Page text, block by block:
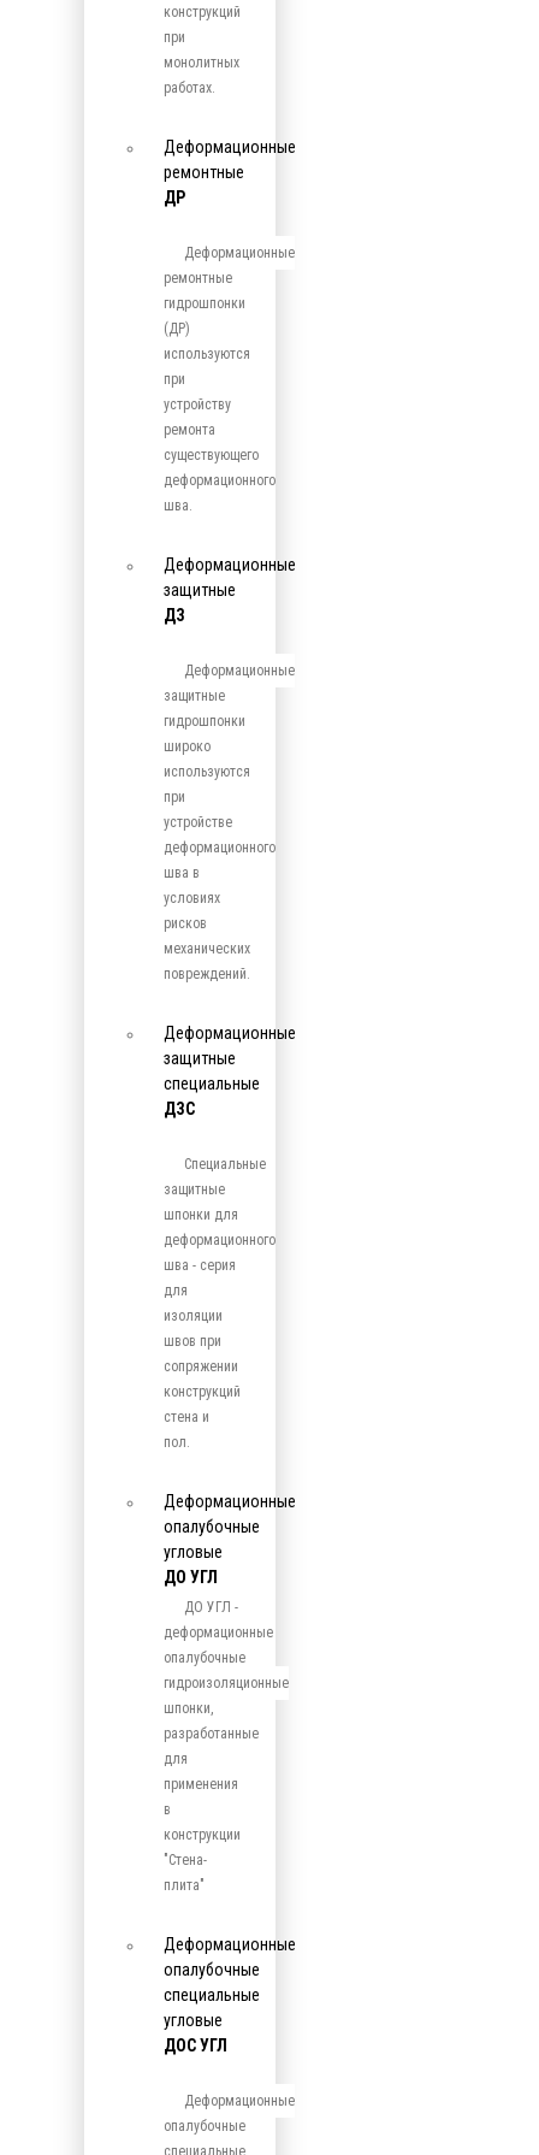
конструкций
при
монолитных
работах.
Деформационные
ремонтные
ДР
Деформационные
ремонтные
гидрошпонки
(ДР)
используются
при
устройству
ремонта
существующего
деформационного
шва.
Деформационные
защитные
ДЗ
Деформационные
защитные
гидрошпонки
широко
используются
при
устройстве
деформационного
шва в
условиях
рисков
механических
повреждений.
Деформационные
защитные
специальные
ДЗС
Специальные
защитные
шпонки для
деформационного
шва - серия
для
изоляции
швов при
сопряжении
конструкций
стена и
пол.
Деформационные
опалубочные
угловые
ДО УГЛ
ДО УГЛ -
деформационные
опалубочные
гидроизоляционные
шпонки,
разработанные
для
применения
в
конструкции
"Стена-
плита"
Деформационные
опалубочные
специальные
угловые
ДОС УГЛ
Деформационные
опалубочные